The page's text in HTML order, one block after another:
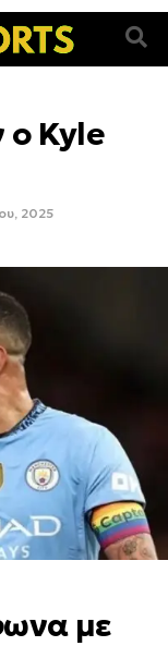
ο Kyle
2025
με